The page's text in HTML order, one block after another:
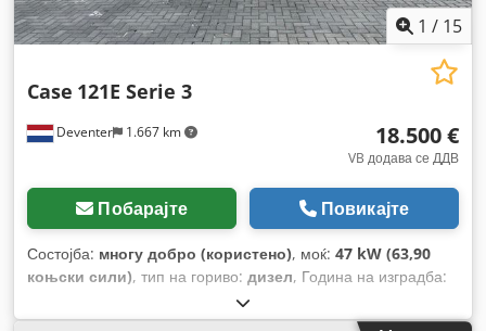
1 / 15
Deventer 1.667 km
Case 121E Serie 3
18.500 €
VB додава се ДДВ
Побарајте Повикајте
Состојба: многу добро (користено), моќ: 47 kW (63,90
коњски сили), тип на гориво: дизел, Година на изградба:
1.060 h,